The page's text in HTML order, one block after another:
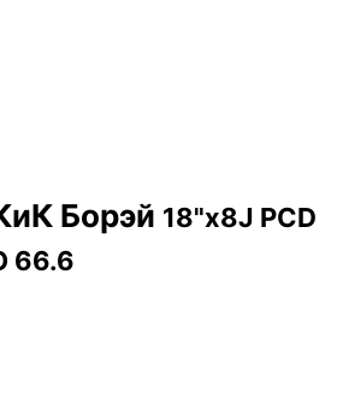
Борэй 18"x8J PCD
66.6